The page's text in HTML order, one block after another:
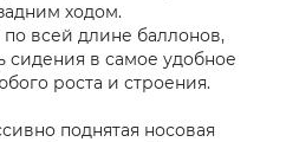
ходом.
всей длине баллонов,
сидения в самое удобное
роста и строения.
поднятая носовая